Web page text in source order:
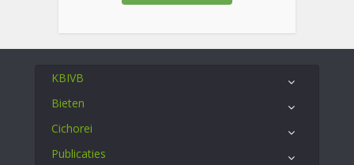
KBIVB
Bieten
Cichorei
Publicaties